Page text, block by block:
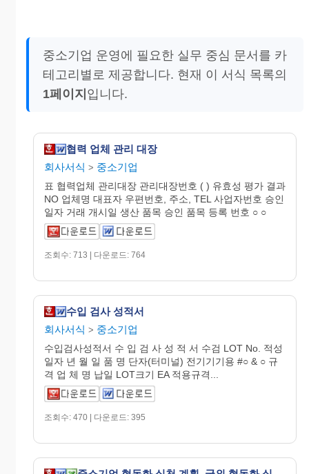
중소기업 운영에 필요한 실무 중심 문서를 카
테고리별로 제공합니다. 현재 이 서식 목록의
1페이지 입니다.
협력 업체 관리 대장
회사서식 > 중소기업
표 협력업체 관리대장 관리대장번호 ( ) 유효성 평가 결과
NO 업체명 대표자 우편번호, 주소, TEL 사업자번호 승인
일자 거래 개시일 생산 품목 승인 품목 등록 번호 ○ ○
조회수: 713 | 다운로드: 764
수입 검사 성적서
회사서식 > 중소기업
수입검사성적서 수 입 검 사 성 적 서 수검 LOT No. 적성
일자 년 월 일 품 명 단자(터미널) 전기기기용 #○ & ○ 규
격 업 체 명 납일 LOT크기 EA 적용규격...
조회수: 470 | 다운로드: 395